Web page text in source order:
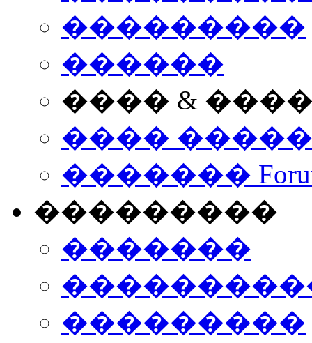
���������
������
���� &
����
�������
���������
�������
���������